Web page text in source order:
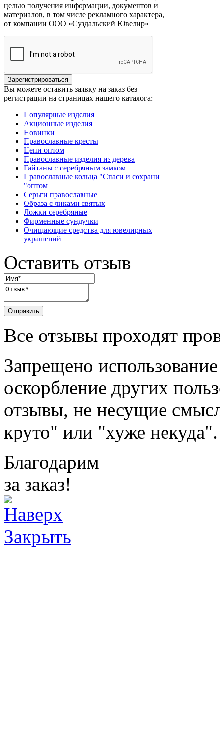
целью получения информации, документов и
материалов, в том числе рекламного характера,
от компании ООО «Суздальский Ювелир»
Вы можете оставить заявку на заказ без
регистрации на страницах нашего каталога:
Популярные изделия
Акционные изделия
Новинки
Православные кресты
Цепи оптом
Православные изделия из дерева
Гайтаны с серебряным замком
Православные кольца "Спаси и сохрани
"оптом
Серьги православные
Образа с ликами святых
Ложки серебряные
Фирменные сундучки
Очищающие средства для ювелирных
украшений
Оставить отзыв
Отправить
Все отзывы проходят
Запрещено
оскорбление других
отзывы, не несущие
круто" или "хуже некуда".
Благодарим
за заказ!
Закрыть